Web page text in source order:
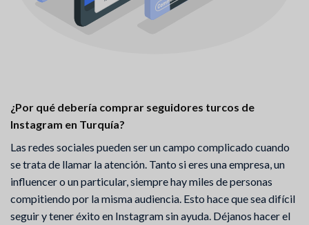
¿Por qué debería comprar seguidores turcos de
Instagram en Turquía?
Las redes sociales pueden ser un campo complicado cuando
se trata de llamar la atención. Tanto si eres una empresa, un
influencer o un particular, siempre hay miles de personas
compitiendo por la misma audiencia. Esto hace que sea difícil
seguir y tener éxito en Instagram sin ayuda. Déjanos hacer el